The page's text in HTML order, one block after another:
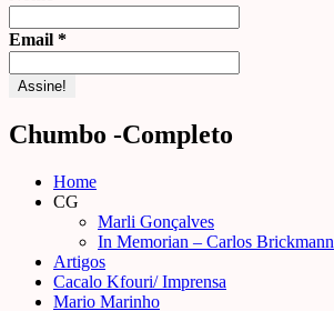
Email *
Chumbo -Completo
Home
CG
Marli Gonçalves
In Memorian – Carlos Brickmann
Artigos
Cacalo Kfouri/ Imprensa
Mario Marinho